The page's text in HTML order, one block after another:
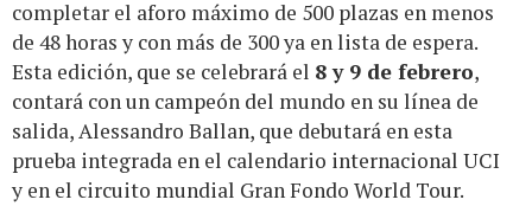
completar el aforo máximo de 500 plazas en menos
de 48 horas y con más de 300 ya en lista de espera.
Esta edición, que se celebrará el 8 y 9 de febrero,
contará con un campeón del mundo en su línea de
salida, Alessandro Ballan, que debutará en esta
prueba integrada en el calendario internacional UCI
y en el circuito mundial Gran Fondo World Tour.